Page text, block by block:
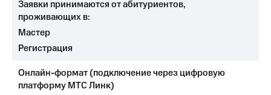
Заявки принимаются от абитуриентов,
проживающих в:
Мастер
Регистрация
Онлайн-формат (подключение через цифровую
платформу МТС Линк)